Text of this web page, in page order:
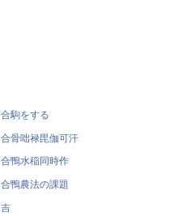
合駒をする
合骨咄禄毘伽可汗
合鴨水稲同時作
合鴨農法の課題
吉